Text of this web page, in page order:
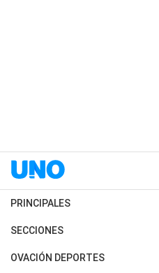
PRINCIPALES
Últimas Noticias
Política
SECCIONES
Horóscopo
OVACIÓN DEPORTES